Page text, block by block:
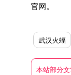
官网。
武汉火蝠
本站部分